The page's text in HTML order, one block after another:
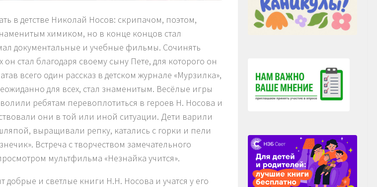
в детстве Николай Носов: скрипачом, поэтом,
химиком, но в конце концов стал
документальные и учебные фильмы. Сочинять
он стал благодаря своему сыну Пете, для которого он
всего один рассказ в детском журнале «Мурзилка»,
для всех, стал знаменитым. Весёлые игры
ребятам перевоплотиться в героев Н. Носова и
они в той или иной ситуации. Дети варили
выращивали репку, катались с горки и пели
Встреча с творчеством замечательного
мультфильма «Незнайка учится».
добрые и светлые книги Н.Н. Носова и учатся у его